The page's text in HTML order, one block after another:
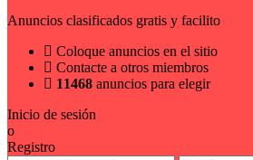
Anuncios clasificados gratis y facilito
Coloque anuncios en el sitio
Contacte a otros miembros
11468 anuncios para elegir
Inicio de sesión
o
Registro